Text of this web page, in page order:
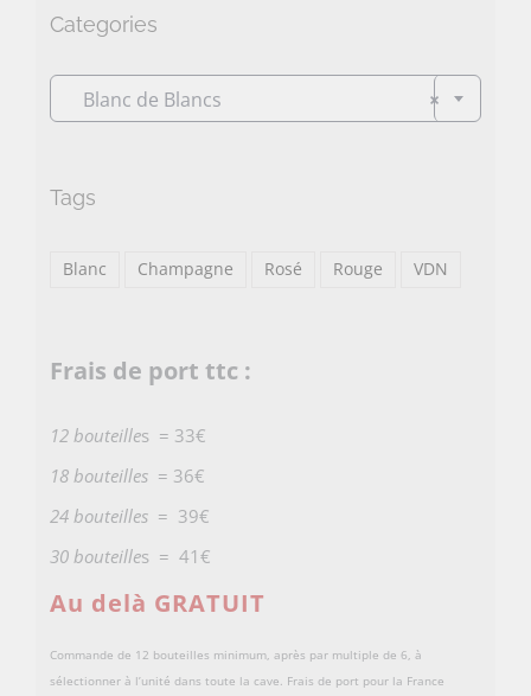
Categories
×
Blanc de Blancs
Tags
Blanc Champagne Rosé Rouge VDN
Frais de port ttc :
12 bouteilles = 33€
18 bouteilles= 36€
24 bouteilles= 39€
30 bouteilles = 41€
Au delà GRATUIT
Commande de 12 bouteilles minimum, après par multiple de 6, à
sélectionner à l’unité dans toute la cave. Frais de port pour la France